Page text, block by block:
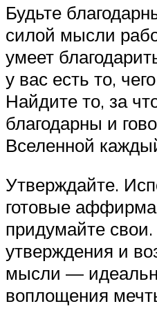
Будьте
силой мысли
умеет
у вас есть то,
Найдите то, за
благодарны и
Вселенной
Утверждайте.
готовые
придумайте
утверждения и
мысли —
воплощения